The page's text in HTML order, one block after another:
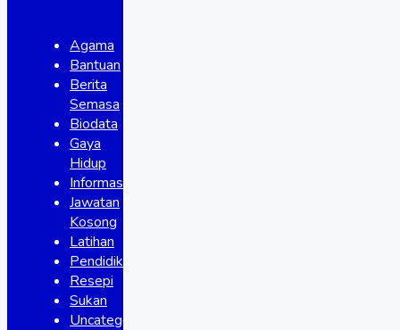
Agama
Bantuan
Berita
Semasa
Biodata
Gaya
Hidup
Informasi
Jawatan
Kosong
Latihan
Pendidikan
Resepi
Sukan
Uncategorized